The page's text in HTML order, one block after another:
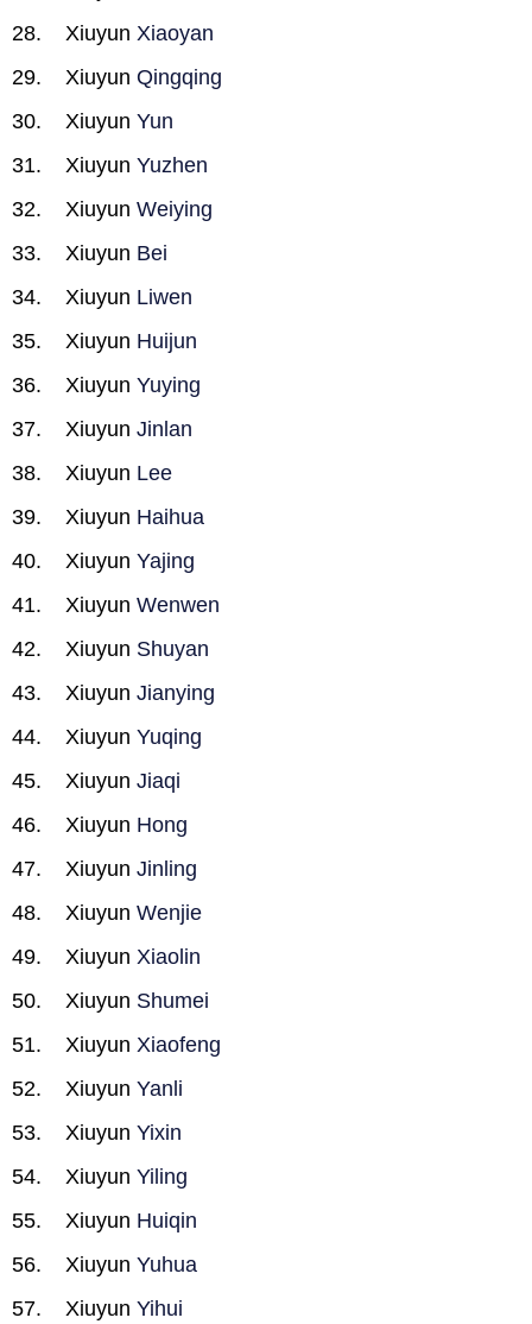
Xiuyun Xiaoyan
Xiuyun Qingqing
Xiuyun Yun
Xiuyun Yuzhen
Xiuyun Weiying
Xiuyun Bei
Xiuyun Liwen
Xiuyun Huijun
Xiuyun Yuying
Xiuyun Jinlan
Xiuyun Lee
Xiuyun Haihua
Xiuyun Yajing
Xiuyun Wenwen
Xiuyun Shuyan
Xiuyun Jianying
Xiuyun Yuqing
Xiuyun Jiaqi
Xiuyun Hong
Xiuyun Jinling
Xiuyun Wenjie
Xiuyun Xiaolin
Xiuyun Shumei
Xiuyun Xiaofeng
Xiuyun Yanli
Xiuyun Yixin
Xiuyun Yiling
Xiuyun Huiqin
Xiuyun Yuhua
Xiuyun Yihui